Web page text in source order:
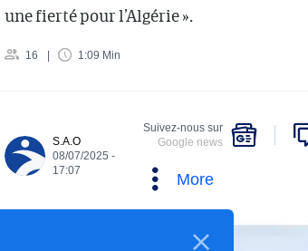
une fierté pour l’Algérie ».
16 1:09 Min
S.A.O
08/07/2025 -
17:07
Suivez-nous sur
Google news
More